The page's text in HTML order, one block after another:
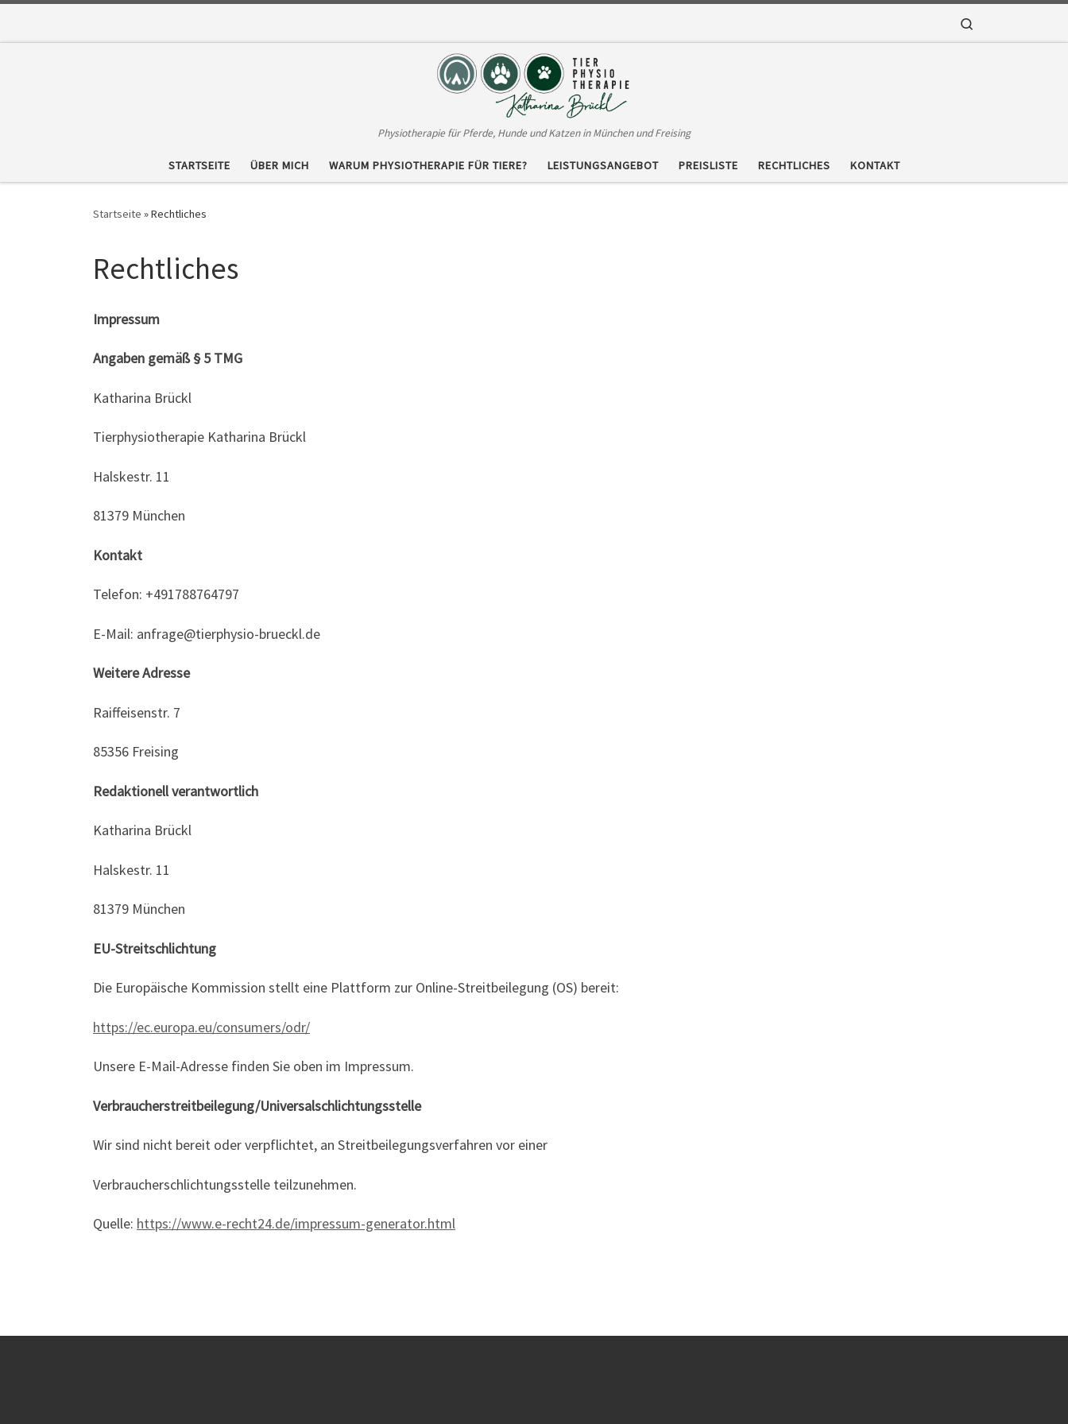
Physiotherapie für Pferde, Hunde und Katzen in München und Freising
STARTSEITE ÜBER MICH WARUM PHYSIOTHERAPIE FÜR TIERE? LEISTUNGSANGEBOT PREISLISTE RECHTLICHES KONTAKT
Startseite »Rechtliches
Rechtliches
Impressum
Angaben gemäß § 5 TMG
Katharina Brückl
Tierphysiotherapie Katharina Brückl
Halskestr. 11
81379 München
Kontakt
Telefon: +491788764797
E-Mail: anfrage@tierphysio-brueckl.de
Weitere Adresse
Raiffeisenstr. 7
85356 Freising
Redaktionell verantwortlich
Katharina Brückl
Halskestr. 11
81379 München
EU-Streitschlichtung
Die Europäische Kommission stellt eine Plattform zur Online-Streitbeilegung (OS) bereit:
https://ec.europa.eu/consumers/odr/
Unsere E-Mail-Adresse finden Sie oben im Impressum.
Verbraucherstreitbeilegung/Universalschlichtungsstelle
Wir sind nicht bereit oder verpflichtet, an Streitbeilegungsverfahren vor einer
Verbraucherschlichtungsstelle teilzunehmen.
Quelle: https://www.e-recht24.de/impressum-generator.html